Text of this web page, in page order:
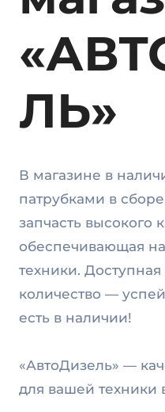
ЛЬ»
В магазине в
патрубками в
запчасть высокого
обеспечивающая
техники.
количество —
есть в наличии!
«АвтоДизель» —
для вашей техники